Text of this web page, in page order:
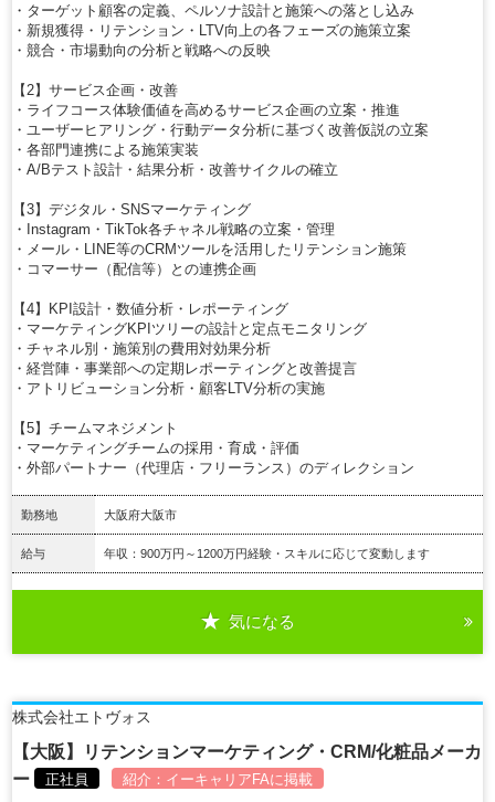
・ターゲット顧客の定義、ペルソナ設計と施策への落とし込み
・新規獲得・リテンション・LTV向上の各フェーズの施策立案
・競合・市場動向の分析と戦略への反映
【2】サービス企画・改善
・ライフコース体験価値を高めるサービス企画の立案・推進
・ユーザーヒアリング・行動データ分析に基づく改善仮説の立案
・各部門連携による施策実装
・A/Bテスト設計・結果分析・改善サイクルの確立
【3】デジタル・SNSマーケティング
・Instagram・TikTok各チャネル戦略の立案・管理
・メール・LINE等のCRMツールを活用したリテンション施策
・コマーサー（配信等）との連携企画
【4】KPI設計・数値分析・レポーティング
・マーケティングKPIツリーの設計と定点モニタリング
・チャネル別・施策別の費用対効果分析
・経営陣・事業部への定期レポーティングと改善提言
・アトリビューション分析・顧客LTV分析の実施
【5】チームマネジメント
・マーケティングチームの採用・育成・評価
・外部パートナー（代理店・フリーランス）のディレクション
勤務地 大阪府大阪市
給与 年収：900万円～1200万円経験・スキルに応じて変動します
気になる
株式会社エトヴォス
【大阪】リテンションマーケティング・CRM/化粧品メーカ
ー
正社員 紹介： イーキャリアFAに掲載